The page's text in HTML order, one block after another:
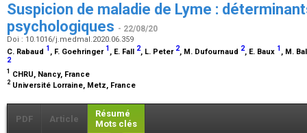
Suspicion de maladie de Lyme :
psychologiques - 22/08/20
Doi : 10.1016/j.medmal.2020.06.359
C. Rabaud 1 , F. Goehringer 1 , E. Fall 2, L. Peter 2, M. Dufournaud 2, E. Baux 1 , M.
2
1 CHRU, Nancy, France
2 Université Lorraine, Metz, France
PDF Article
Résumé
Mots clés